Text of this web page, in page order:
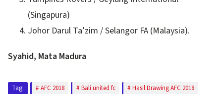
(Singapura)
Johor Darul Ta’zim / Selangor FA (Malaysia).
Syahid, Mata Madura
Tag: AFC 2018 Bali united fc
Hasil Drawing AFC 2018